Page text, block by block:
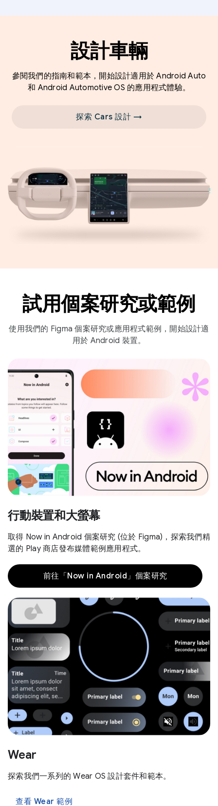
設計車輛
參閱我們的指南和範本，開始設計適用於 Android Auto
和 Android Automotive OS 的應用程式體驗。
探索 Cars 設計 →
試用個案研究或範例
使用我們的 Figma 個案研究或應用程式範例，開始設計適
用於 Android 裝置。
行動裝置和大螢幕
取得 Now in Android 個案研究 (位於 Figma)，探索我們精
選的 Play 商店發布媒體範例應用程式。
前往「Now in Android」個案研究
Wear
探索我們一系列的 Wear OS 設計套件和範本。
查看 Wear 範例